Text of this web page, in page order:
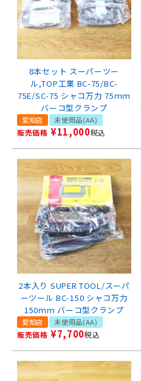
8本セット スーパーツー
ル,TOP工業 BC-75/BC-
75E/SC-75 シャコ万力 75ｍｍ
バーコ型クランプ
愛知店 未使用品(AA)
販売価格 ¥11,000税込
2本入り SUPER TOOL/スーパ
ーツール BC-150 シャコ万力
150ｍｍ バーコ型クランプ
愛知店 未使用品(AA)
販売価格 ¥7,700税込